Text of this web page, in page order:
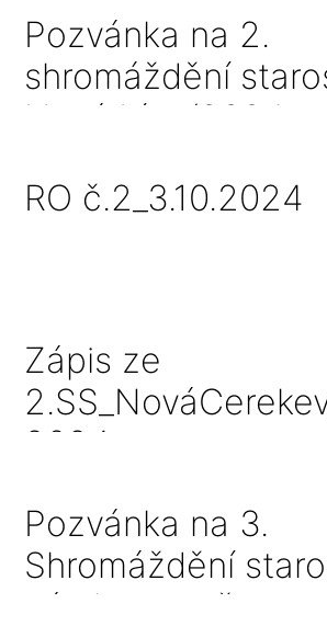
Pozvánka na 2.
shromáždění
Nová Lípa/2024
RO č.2_3.10.2024
Zápis ze
2024
Pozvánka na 3.
Shromáždění
návrh rozpočtu